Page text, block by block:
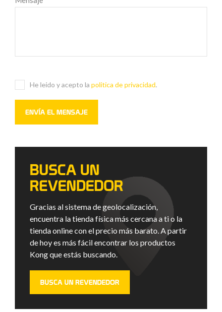
He leido y acepto la politica de privacidad.
BUSCA UN
REVENDEDOR
Gracias al sistema de geolocalización,
encuentra la tienda física más cercana a ti o la
tienda online con el precio más barato. A partir
de hoy es más fácil encontrar los productos
Kong que estás buscando.
BUSCA UN REVENDEDOR